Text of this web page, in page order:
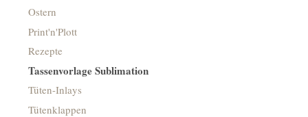
Ostern
Print'n'Plott
Rezepte
Tassenvorlage Sublimation
Tüten-Inlays
Tütenklappen